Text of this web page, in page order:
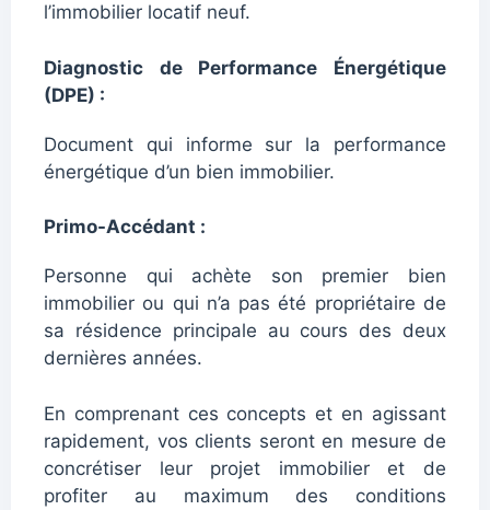
l’immobilier locatif neuf.
Diagnostic de Performance Énergétique
(DPE) :
Document qui informe sur la performance
énergétique d’un bien immobilier.
Primo-Accédant :
Personne qui achète son premier bien
immobilier ou qui n’a pas été propriétaire de
sa résidence principale au cours des deux
dernières années.
En comprenant ces concepts et en agissant
rapidement, vos clients seront en mesure de
concrétiser leur projet immobilier et de
profiter au maximum des conditions